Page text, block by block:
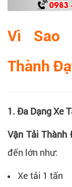
Vì Sao
Thành
1. Đa Dạng Xe
Vận Tải Thành
đến lớn như:
Xe tải 1 tấn